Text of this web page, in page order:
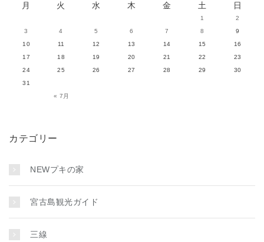
月 火 水 木 金 土 日
« 7月
1
2
3
4 5 6 7 8
9
10
11 12 13 14 15
16
17
18 19 20 21 22
23
24
25 26 27 28 29
30
31
カテゴリー
NEWプキの家
宮古島観光ガイド
三線